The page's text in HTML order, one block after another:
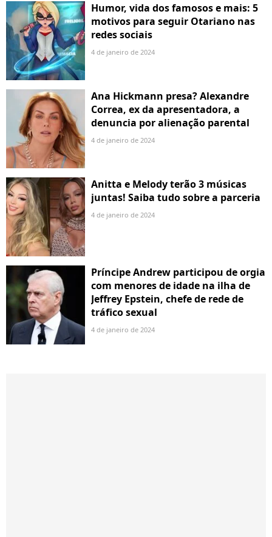
Humor, vida dos famosos e mais: 5
motivos para seguir Otariano nas
redes sociais
4 de janeiro de 2024
Ana Hickmann presa? Alexandre
Correa, ex da apresentadora, a
denuncia por alienação parental
4 de janeiro de 2024
Anitta e Melody terão 3 músicas
juntas! Saiba tudo sobre a parceria
4 de janeiro de 2024
Príncipe Andrew participou de orgia
com menores de idade na ilha de
Jeffrey Epstein, chefe de rede de
tráfico sexual
4 de janeiro de 2024